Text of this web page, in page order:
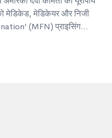
मेडिकेड, मेडिकेयर और निजी
(MFN) प्राइसिंग